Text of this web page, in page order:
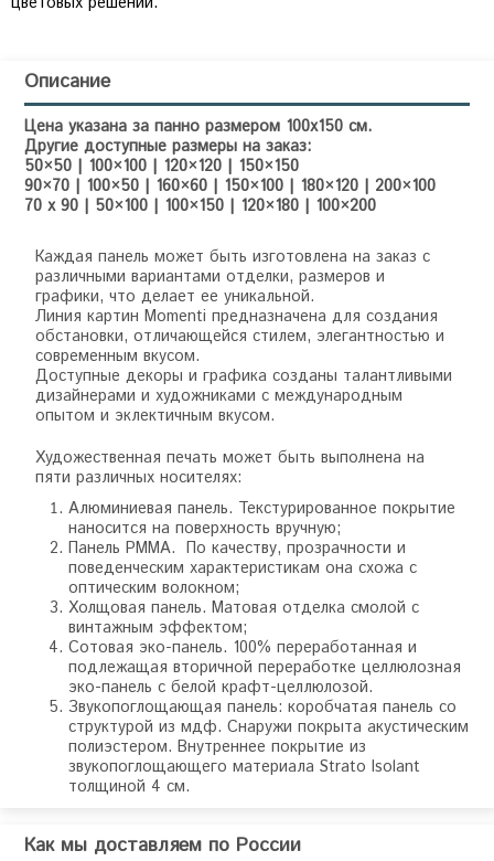
Описание
Цена указана за панно размером 100х150 см.
Другие доступные размеры на заказ:
50×50 | 100×100 | 120×120 | 150×150
90×70 | 100×50 | 160×60 | 150×100 | 180×120 | 200×100
70 x 90 | 50×100 | 100×150 | 120×180 | 100×200
Каждая панель может быть изготовлена на заказ с
различными вариантами отделки, размеров и
графики, что делает ее уникальной.
Линия картин Momenti предназначена для создания
обстановки, отличающейся стилем, элегантностью и
современным вкусом.
Доступные декоры и графика созданы талантливыми
дизайнерами и художниками с международным
опытом и эклектичным вкусом.
Художественная печать может быть выполнена на
пяти различных носителях:
Алюминиевая панель. Текстурированное покрытие
наносится на поверхность вручную;
Панель PMMA. По качеству, прозрачности и
поведенческим характеристикам она схожа с
оптическим волокном;
Холщовая панель. Матовая отделка смолой с
винтажным эффектом;
Сотовая эко-панель. 100% переработанная и
подлежащая вторичной переработке целлюлозная
эко-панель с белой крафт-целлюлозой.
Звукопоглощающая панель: коробчатая панель со
структурой из мдф. Снаружи покрыта акустическим
полиэстером. Внутреннее покрытие из
звукопоглощающего материала Strato Isolant
толщиной 4 см.
Как мы доставляем по России